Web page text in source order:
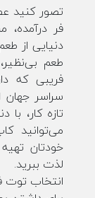
تصور کنید
فر
دنیایی از
طعم
فریبی که
سراسر
تازه کار،
می‌توانید
خودتان
لذت ببرید.
انتخاب توت